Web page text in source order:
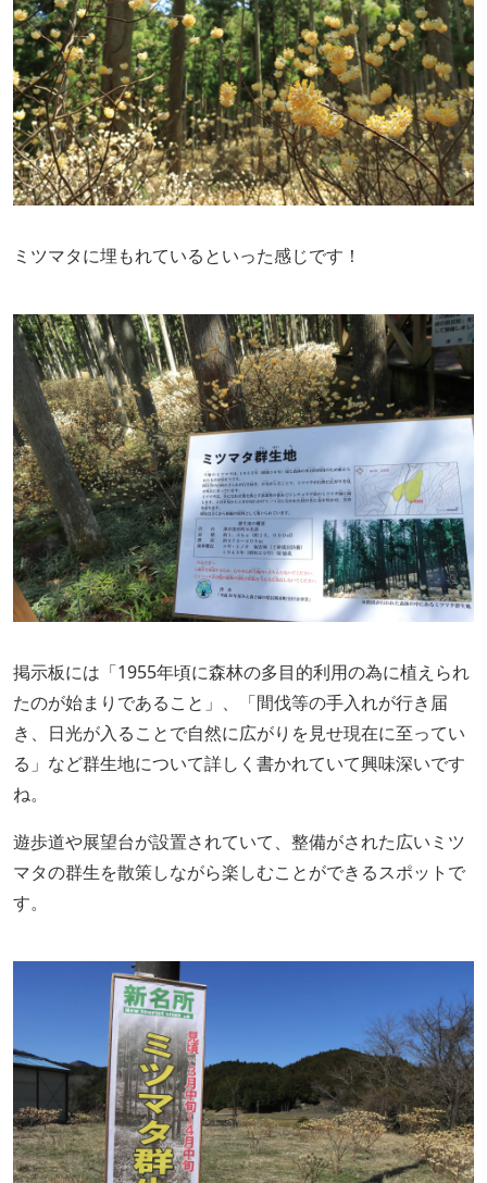
ミツマタに埋もれているといった感じです！
掲示板には「1955年頃に森林の多目的利用の為に植えられ
たのが始まりであること」、「間伐等の手入れが行き届
き、日光が入ることで自然に広がりを見せ現在に至ってい
る」など群生地について詳しく書かれていて興味深いです
ね。
遊歩道や展望台が設置されていて、整備がされた広いミツ
マタの群生を散策しながら楽しむことができるスポットで
す。